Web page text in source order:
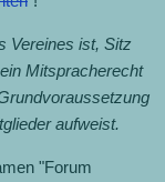
Vereines ist, Sitz
Mitspracherecht
aufweist.
"Forum